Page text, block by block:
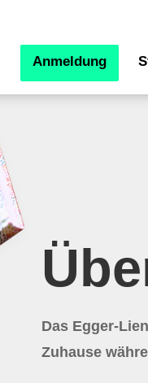
Anmeldung
Das Egger-
Zuhause